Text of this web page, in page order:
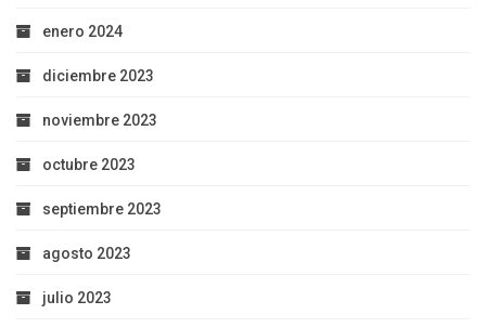
enero 2024
diciembre 2023
noviembre 2023
octubre 2023
septiembre 2023
agosto 2023
julio 2023